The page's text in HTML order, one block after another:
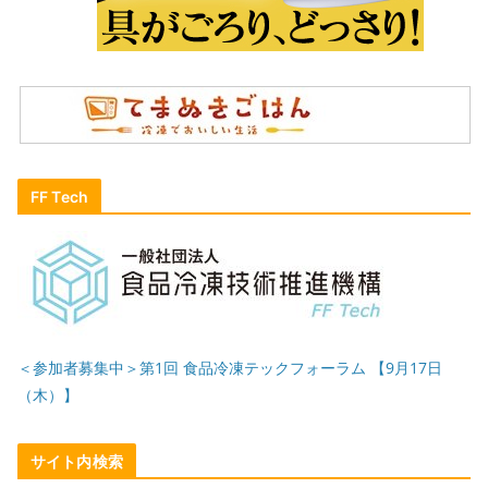
FF Tech
＜参加者募集中＞第1回 食品冷凍テックフォーラム 【9月17日
（木）】
サイト内検索